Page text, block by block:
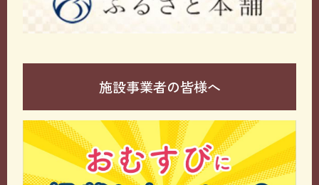
施設事業者の皆様へ